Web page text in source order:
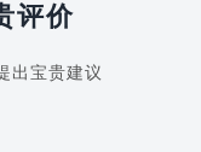
评价
出宝贵建议